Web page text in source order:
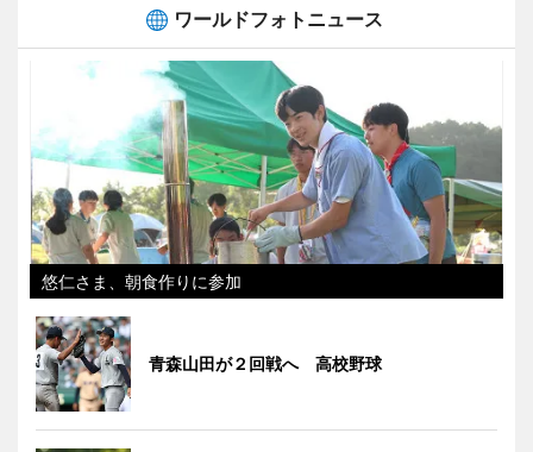
ワールドフォトニュース
悠仁さま、朝食作りに参加
青森山田が２回戦へ 高校野球